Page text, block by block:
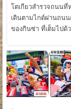
โตเกียวสำรวจถนนที่
เดินตามไกด์ผ่านถน
ของกินซ่า ที่เต็มไปด้